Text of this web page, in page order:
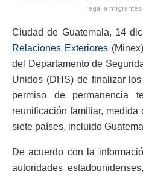
legal a
Ciudad de Guatemala, 14 dic
Relaciones Exteriores
del Departamento de
Unidos (DHS) de finalizar
permiso de permanencia
reunificación familiar,
siete países, incluido
De acuerdo con la
autoridades